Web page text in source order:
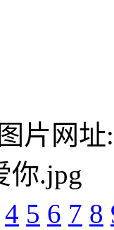
片网址
你.jpg
4 5 6 7 8